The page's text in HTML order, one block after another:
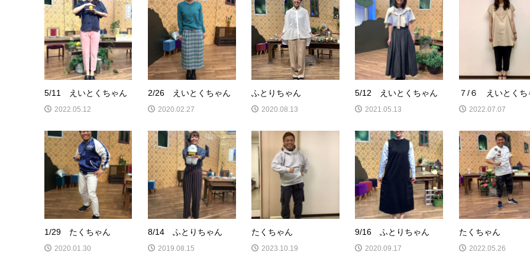
5/11 えいとくちゃん
2022.05.12
2/26 えいとくちゃん
2020.02.27
ふとりちゃん
2020.08.13
5/12 えいとくちゃん
2021.05.13
７/６ えいとくち
2022.07.07
1/29 たくちゃん
2020.01.30
8/14 ふとりちゃん
2019.08.15
たくちゃん
2023.10.19
9/16 ふとりちゃん
2020.09.17
たくちゃん
2022.05.26